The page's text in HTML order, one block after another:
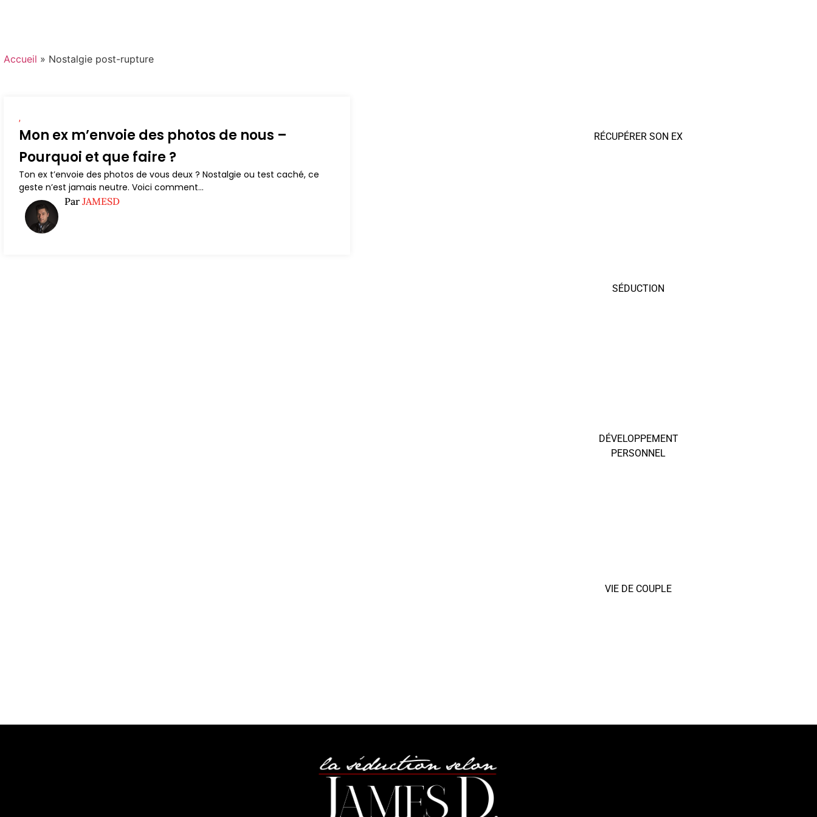
Accueil » Nostalgie post-rupture
,
Mon ex m’envoie des photos de nous –
Pourquoi et que faire ?
Ton ex t’envoie des photos de vous deux ? Nostalgie ou test caché, ce
geste n’est jamais neutre. Voici comment...
ParJAMESD
RÉCUPÉRER SON EX
SÉDUCTION
DÉVELOPPEMENT
PERSONNEL
VIE DE COUPLE